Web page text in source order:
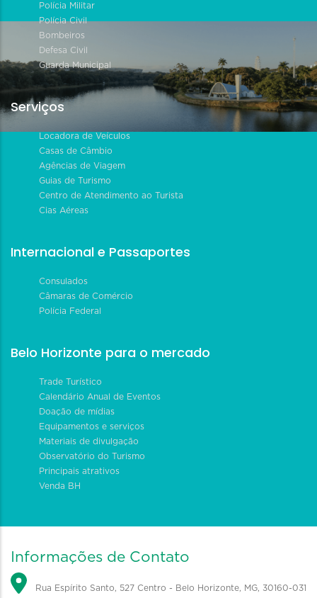
Polícia Militar
Polícia Civil
Bombeiros
Defesa Civil
Guarda Municipal
Serviços
Locadora de Veículos
Casas de Câmbio
Agências de Viagem
Guias de Turismo
Centro de Atendimento ao Turista
Cias Aéreas
Internacional e Passaportes
Consulados
Câmaras de Comércio
Polícia Federal
Belo Horizonte para o mercado
Trade Turístico
Calendário Anual de Eventos
Doação de mídias
Equipamentos e serviços
Materiais de divulgação
Observatório do Turismo
Principais atrativos
Venda BH
Informações de Contato
Rua Espírito Santo, 527 Centro - Belo Horizonte, MG, 30160-031